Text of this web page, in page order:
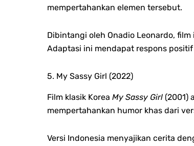
mempertahankan elemen tersebut.
Dibintangi oleh Onadio Leonardo,
Adaptasi ini mendapat respons
5. My Sassy Girl (2022)
Film klasik Korea My Sassy Girl (2001)
mempertahankan humor khas dari
Versi Indonesia menyajikan cerita